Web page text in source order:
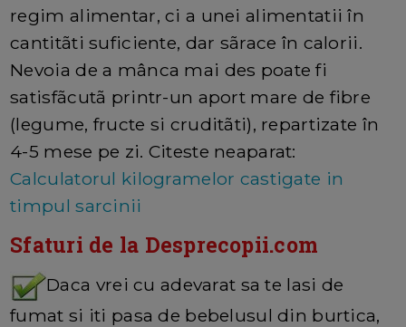
regim alimentar, ci a unei alimentatii în
cantitãti suficiente, dar sãrace în calorii.
Nevoia de a mânca mai des poate fi
satisfãcutã printr-un aport mare de fibre
(legume, fructe si cruditãti), repartizate în
4-5 mese pe zi. Citeste neaparat:
Calculatorul kilogramelor castigate in
timpul sarcinii
Sfaturi de la Desprecopii.com
Daca vrei cu adevarat sa te lasi de
fumat si iti pasa de bebelusul din burtica,